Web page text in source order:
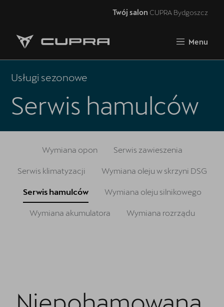
Twój salon CUPRA Bydgoszcz
Menu
Strona główna
RAVAL
Oferta i aktualności
Akcesoria CUPRA
Oryginalne części zamienne
Usługi sezonowe
Serwis hamulców
Wymiana opon Serwis zawieszenia
Serwis klimatyzacji Wymiana oleju w skrzyni DSG
Serwis hamulców Wymiana oleju silnikowego
Wymiana akumulatora Wymiana rozrządu